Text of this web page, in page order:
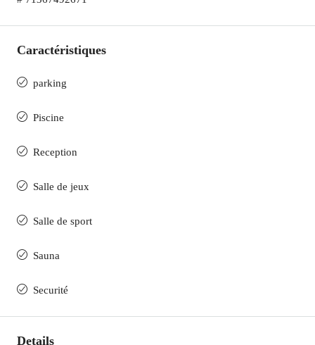
Caractéristiques
parking
Piscine
Reception
Salle de jeux
Salle de sport
Sauna
Securité
Details